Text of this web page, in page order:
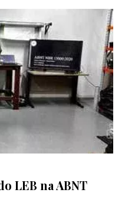
LEB na ABNT